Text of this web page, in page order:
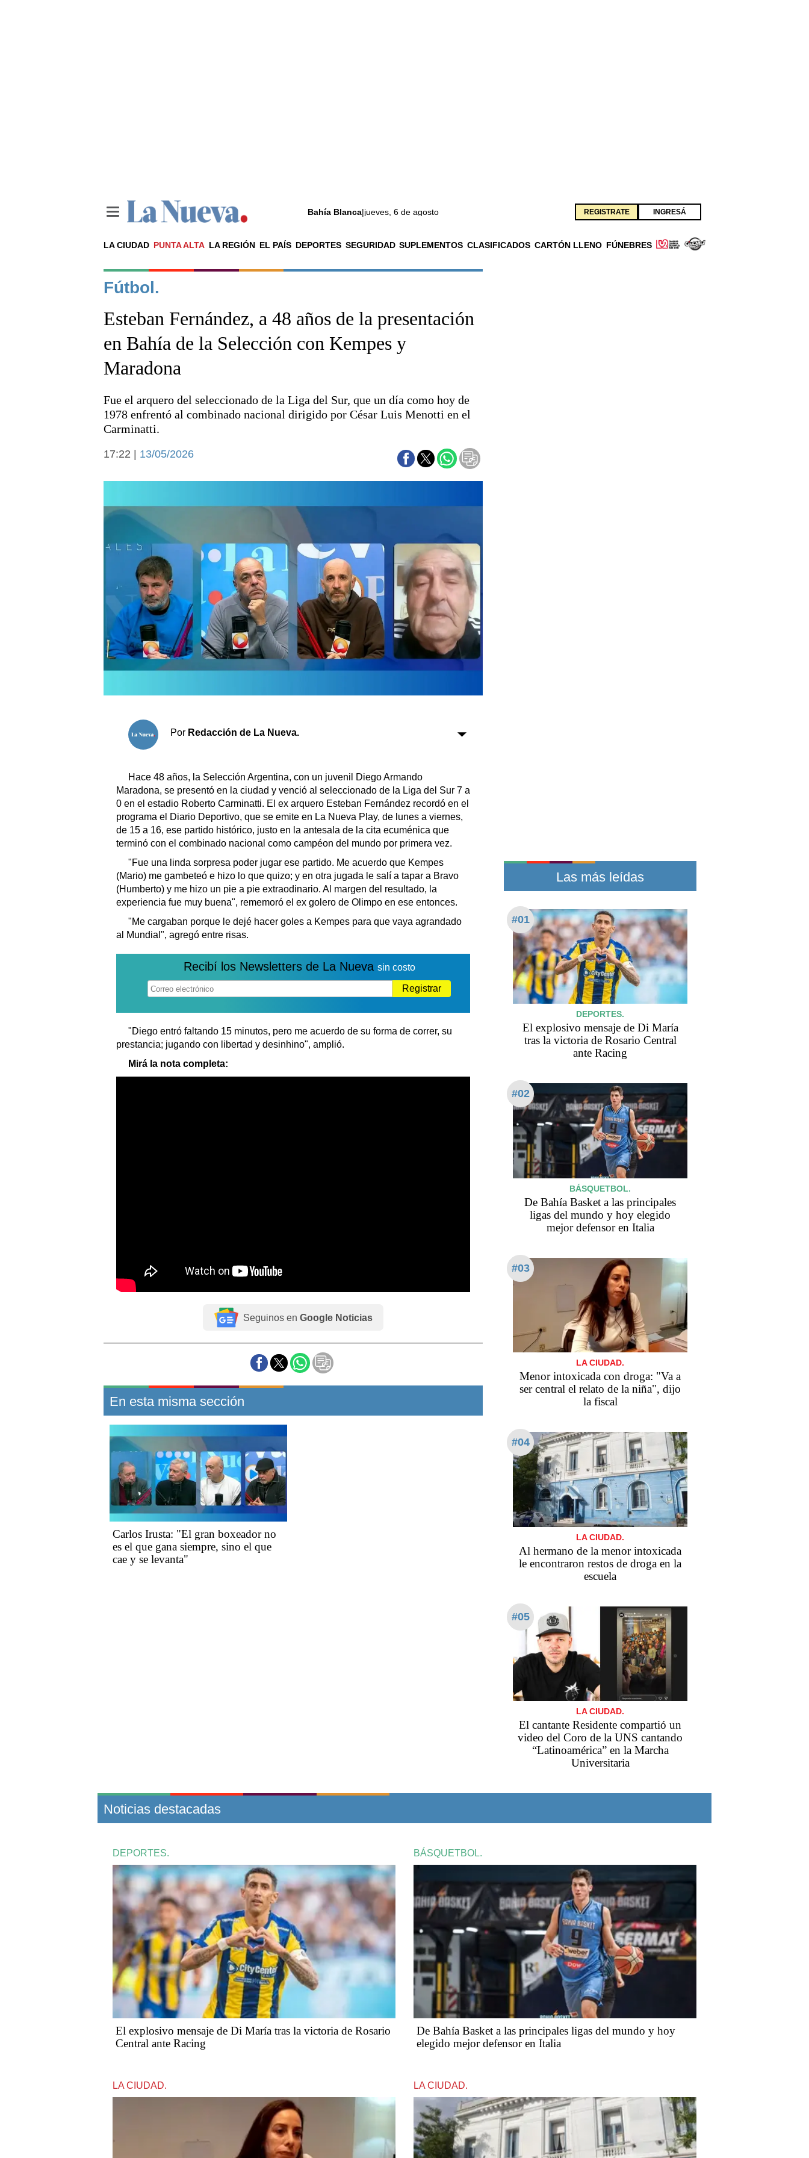
Bahía Blanca|jueves, 6 de agosto REGISTRATE INGRESÁ
LA CIUDAD PUNTA ALTA LA REGIÓN EL PAÍS DEPORTES SEGURIDAD SUPLEMENTOS CLASIFICADOS CARTÓN LLENO FÚNEBRES
Noticias
La ciudad
El país
Seguridad
Liga del Sur
Básquetbol
Cines
Con el campo
Espacio empresas
Sociedad y tiempo libre
Sociedad
Tecnología
Salud
Es viral
El tiempo
Fúnebres
Clasificados
Servicios
Transportes
Fúnebres
Edictos
Teléfonos de urgencia
Fútbol.
Esteban Fernández, a 48 años de la presentación
en Bahía de la Selección con Kempes y
Maradona
Fue el arquero del seleccionado de la Liga del Sur, que un día como hoy de
1978 enfrentó al combinado nacional dirigido por César Luis Menotti en el
Carminatti.
17:22 | 13/05/2026
Por Redacción de La Nueva.
Hace 48 años, la Selección Argentina, con un juvenil Diego Armando
Maradona, se presentó en la ciudad y venció al seleccionado de la Liga del Sur 7 a
0 en el estadio Roberto Carminatti. El ex arquero Esteban Fernández recordó en el
programa el Diario Deportivo, que se emite en La Nueva Play, de lunes a viernes,
de 15 a 16, ese partido histórico, justo en la antesala de la cita ecuménica que
terminó con el combinado nacional como campéon del mundo por primera vez.
"Fue una linda sorpresa poder jugar ese partido. Me acuerdo que Kempes
(Mario) me gambeteó e hizo lo que quizo; y en otra jugada le salí a tapar a Bravo
(Humberto) y me hizo un pie a pie extraodinario. Al margen del resultado, la
experiencia fue muy buena", rememoró el ex golero de Olimpo en ese entonces.
"Me cargaban porque le dejé hacer goles a Kempes para que vaya agrandado
al Mundial", agregó entre risas.
Recibí los Newsletters de La Nueva sin costo
Registrar
"Diego entró faltando 15 minutos, pero me acuerdo de su forma de correr, su
prestancia; jugando con libertad y desinhino", amplió.
Mirá la nota completa:
Seguinos en Google Noticias
En esta misma sección
Carlos Irusta: "El gran boxeador no
es el que gana siempre, sino el que
cae y se levanta"
Las más leídas
#01
DEPORTES.
El explosivo mensaje de Di María
tras la victoria de Rosario Central
ante Racing
#02
BÁSQUETBOL.
De Bahía Basket a las principales
ligas del mundo y hoy elegido
mejor defensor en Italia
#03
LA CIUDAD.
Menor intoxicada con droga: "Va a
ser central el relato de la niña", dijo
la fiscal
#04
LA CIUDAD.
Al hermano de la menor intoxicada
le encontraron restos de droga en la
escuela
#05
LA CIUDAD.
El cantante Residente compartió un
video del Coro de la UNS cantando
“Latinoamérica” en la Marcha
Universitaria
Noticias destacadas
DEPORTES.
El explosivo mensaje de Di María tras la victoria de Rosario
Central ante Racing
BÁSQUETBOL.
De Bahía Basket a las principales ligas del mundo y hoy
elegido mejor defensor en Italia
LA CIUDAD. LA CIUDAD.